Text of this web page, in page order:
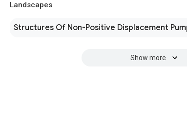
Landscapes
Structures Of Non-Positive Displacement
Show more